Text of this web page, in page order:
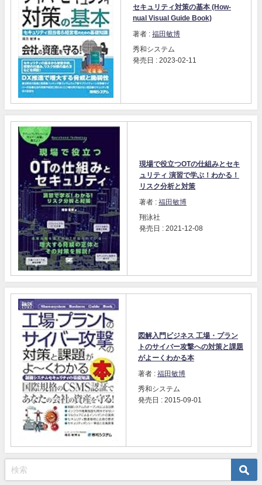
セキュリティ対策の基本 (How-
nual Visual Guide Book)
著者 : 福田敏博
秀和システム
発売日 : 2023-02-11
現場で役立つOTの仕組みとセキ
ュリティ 演習で学ぶ！わかる！
リスク分析と対策
著者 : 福田敏博
翔泳社
発売日 : 2021-12-08
図解入門ビジネス 工場・プラン
トのサイバー攻撃への対策と課題
がよーくわかる本
著者 : 福田敏博
秀和システム
発売日 : 2015-09-01